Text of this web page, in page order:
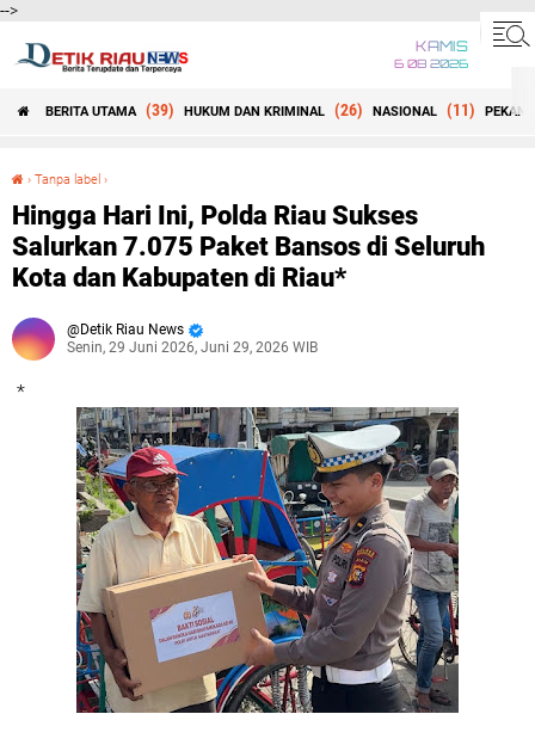
-->
KAMIS
6 08 2026
BERITA UTAMA (39) HUKUM DAN KRIMINAL (26) NASIONAL (11)
› Tanpa label ›
Hingga Hari Ini, Polda Riau Sukses
Salurkan 7.075 Paket Bansos di Seluruh
Kota dan Kabupaten di Riau*
Detik Riau News
Senin, 29 Juni 2026, Juni 29, 2026 WIB
*